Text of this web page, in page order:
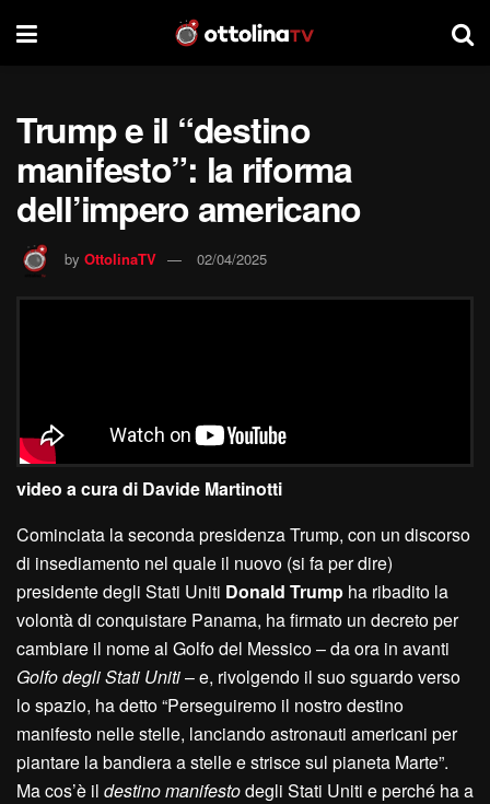
Trump e il “destino
manifesto”: la riforma
dell’impero americano
by OttolinaTV 02/04/2025
video a cura di Davide Martinotti
Cominciata la seconda presidenza Trump, con un discorso
di insediamento nel quale il nuovo (si fa per dire)
presidente degli Stati Uniti Donald Trump ha ribadito la
volontà di conquistare Panama, ha firmato un decreto per
cambiare il nome al Golfo del Messico – da ora in avanti
Golfo degli Stati Uniti– e, rivolgendo il suo sguardo verso
lo spazio, ha detto “Perseguiremo il nostro destino
manifesto nelle stelle, lanciando astronauti americani per
piantare la bandiera a stelle e strisce sul pianeta Marte”.
Ma cos’è il destino manifestodegli Stati Uniti e perché ha a